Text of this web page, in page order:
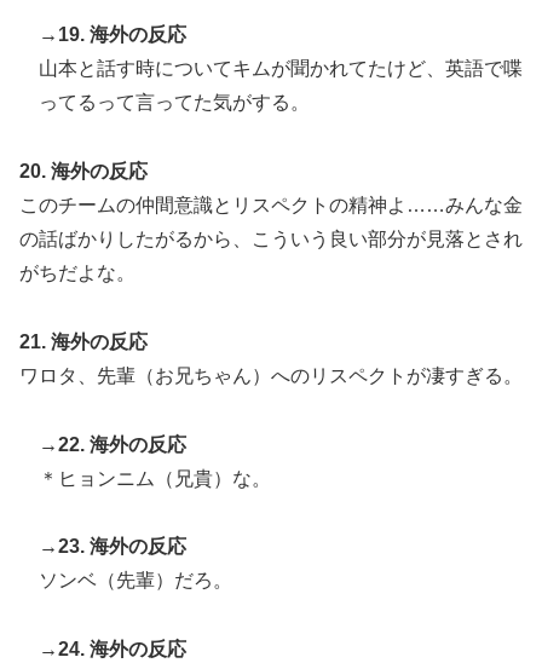
→19. 海外の反応
山本と話す時についてキムが聞かれてたけど、英語で喋
ってるって言ってた気がする。
20. 海外の反応
このチームの仲間意識とリスペクトの精神よ……みんな金
の話ばかりしたがるから、こういう良い部分が見落とされ
がちだよな。
21. 海外の反応
ワロタ、先輩（お兄ちゃん）へのリスペクトが凄すぎる。
→22. 海外の反応
＊ヒョンニム（兄貴）な。
→23. 海外の反応
ソンベ（先輩）だろ。
→24. 海外の反応